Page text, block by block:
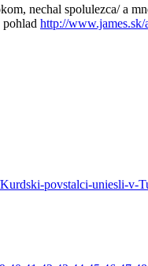
nechal spolulezca/ a
pohlad http://www.james.sk/
povstalci-uniesli-v-